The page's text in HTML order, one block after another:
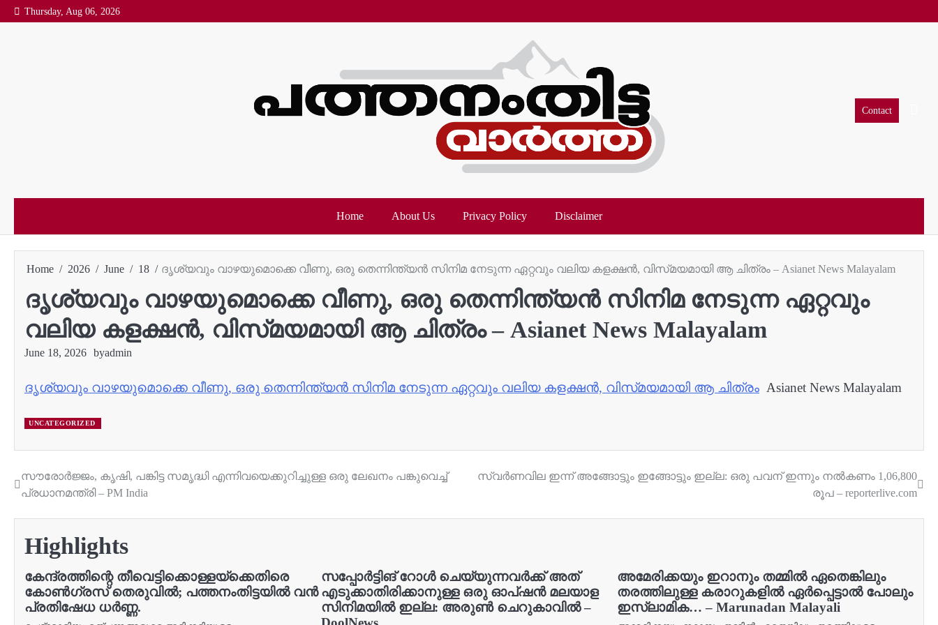
Skip
to
Thursday, Aug 06, 2026
Contact
Home About Us Privacy Policy Disclaimer
Home 2026 June 18 ദൃശ്യവും വാഴയുമൊക്കെ വീണു, ഒരു തെന്നിന്ത്യൻ സിനിമ നേടുന്ന ഏറ്റവും വലിയ കളക്ഷൻ, വിസ്‍മയമായി ആ ചിത്രം – Asianet News Malayalam
ദൃശ്യവും വാഴയുമൊക്കെ വീണു, ഒരു തെന്നിന്ത്യൻ സിനിമ നേടുന്ന ഏറ്റവും
വലിയ കളക്ഷൻ, വിസ്‍മയമായി ആ ചിത്രം – Asianet News Malayalam
June 18, 2026 byadmin
ദൃശ്യവും വാഴയുമൊക്കെ വീണു, ഒരു തെന്നിന്ത്യൻ സിനിമ നേടുന്ന ഏറ്റവും വലിയ കളക്ഷൻ, വിസ്‍മയമായി ആ ചിത്രം Asianet News Malayalam
UNCATEGORIZED
Post
സൗരോർജ്ജം, കൃഷി, പങ്കിട്ട സമൃദ്ധി എന്നിവയെക്കുറിച്ചുള്ള ഒരു ലേഖനം പങ്കുവെച്ച്
പ്രധാനമന്ത്രി – PM India
സ്വർണവില ഇന്ന് അങ്ങോട്ടും ഇങ്ങോട്ടും ഇല്ല: ഒരു പവന് ഇന്നും നല്‍കണം 1,06,800
രൂപ – reporterlive.com
Highlights
കേന്ദ്രത്തിന്റെ തീവെട്ടിക്കൊള്ളയ്‌ക്കെതിരെ
കോൺഗ്രസ് തെരുവിൽ; പത്തനംതിട്ടയിൽ വൻ
പ്രതിഷേധ ധർണ്ണ.
സപ്പോർട്ടിങ് റോൾ ചെയ്യുന്നവർക്ക് അത്
എടുക്കാതിരിക്കാനുള്ള ഒരു ഓപ്ഷൻ മലയാള
സിനിമയിൽ ഇല്ല: അരുൺ ചെറുകാവിൽ –
അമേരിക്കയും ഇറാനും തമ്മില്‍ ഏതെങ്കിലും
തരത്തിലുള്ള കരാറുകളില്‍ ഏര്‍പ്പെട്ടാല്‍ പോലും
ഇസ്ലാമിക… – Marunadan Malayali